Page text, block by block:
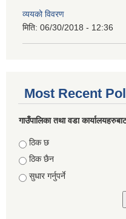
व्ययको विवरण
मिति: 06/30/2018 - 12:36
Most Recent
गाउँपालिका तथा वडा
Choices
ठिक छ
ठिक छैन
सुधार गर्नुपर्ने